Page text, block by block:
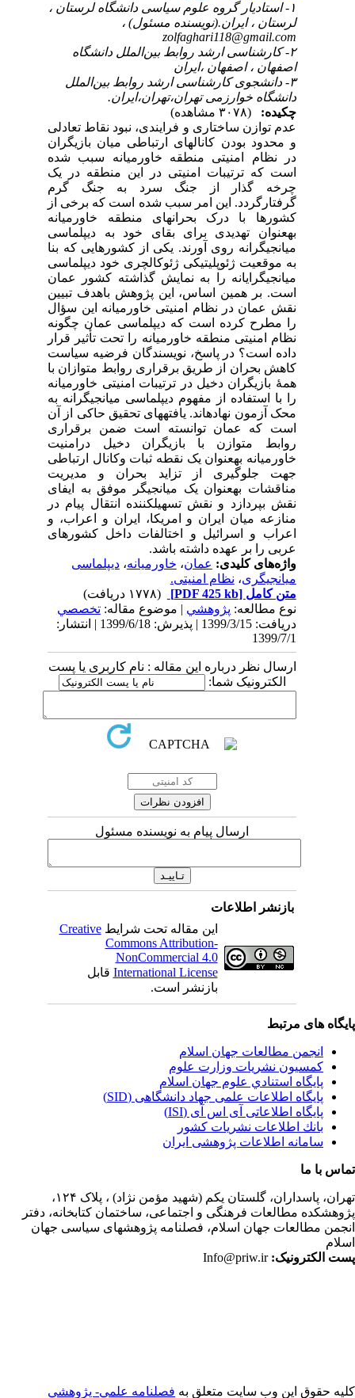
۱- استادیار گروه علوم سیاسی دانشگاه لرستان ،
لرستان ، ایران.(نویسنده مسئول) ،
zolfaghari118@gmail.com
۲- کارشناسی ارشد روابط بین‌الملل دانشگاه
اصفهان ، اصفهان ،ایران
۳- دانشجوی کارشناسی ارشد روابط بین‌الملل
دانشگاه خوارزمی تهران،تهران،ایران.
چکیده:
عدم توازن ساختاری و فرایندی، نبود نقاط تعادلی
و محدود بودن کانالهای ارتباطی میان بازیگران
در نظام امنیتی منطقه خاورمیانه سبب شده
است که ترتیبات امنیتی در این منطقه در یک
چرخه گذار از جنگ سرد به جنگ گرم
گرفتارگردد. این امر سبب شده است که برخی از
کشورها با درک بحرانهای منطقه خاورمیانه
بهعنوان تهدیدی برای بقای خود به دیپلماسی
میانجیگرانه روی آورند. یکی از کشورهایی که بنا
به موقعیت ژئوپلیتیکی ژئوکالچری خود دیپلماسی
میانجیگرایانه را به نمایش گذاشته کشور عمان
است. بر همین اساس، این پژوهش باهدف تبیین
نقش عمان در نظام امنیتی خاورمیانه این سؤال
را مطرح کرده است که دیپلماسی عمان چگونه
نظام امنیتی منطقه خاورمیانه را تحت تأثیر قرار
داده است؟ در پاسخ، نویسندگان فرضیه سیاست
کاهش بحران از طریق برقراری روابط متوازان با
همۀ بازیگران دخیل در ترتیبات امنیتی خاورمیانه
را با استفاده از مفهوم دیپلماسی میانجیگرانه به
محک آزمون نهادهاند. یافتههای تحقیق حاکی از آن
است که عمان توانسته است ضمن برقراری
روابط متوازن با بازیگران دخیل درامنیت
خاورمیانه بهعنوان یک نقطه ثبات وکانال ارتباطی
جهت جلوگیری از تزاید بحران و مدیریت
مناقشات بهعنوان یک میانجیگر موفق به ایفای
نقش بپردازد و نقش تسهیلکننده انتقال پیام در
منازعه میان ایران و امریکا، ایران و اعراب، و
اعراب و اسرائیل و اختالفات داخل کشورهای
عربی را بر عهده داشته باشد.
واژه‌های کلیدی:عمان،خاورمیانه،دیپلماسی
میانجیگری،نظام امنیتی.
متن کامل[PDF 425 kb]
نوع مطالعه:پژوهشي| موضوع مقاله:تخصصي
دریافت: 1399/3/15 | پذیرش: 1399/6/18 | انتشار:
1399/7/1
ارسال نظر درباره این مقاله : نام کاربری یا پست
الکترونیک شما:
ارسال پیام به نویسنده مسئول
بازنشر اطلاعات
این مقاله تحت شرایطCreative
Commons Attribution-
NonCommercial 4.0
International Licenseقابل
بازنشر است.
های مرتبط
انجمن مطالعات جهان اسلام
کمسیون نشریات وزارت علوم
پايگاه استنادي علوم جهان اسلام
پایگاه اطلاعات علمی جهاد دانشگاهی (SID)
پایگاه اطلاعاتی آی اس آی (ISI)
بانك اطلاعات نشريات كشور
سامانه اطلاعات پژوهشی ایران
با ما
پاسداران، گلستان یکم (شهید مؤمن نژاد) ، پلاک ۱۲۴،
مطالعات فرهنگی و اجتماعی، ساختمان کتابخانه، دفتر
مطالعات جهان اسلام، فصلنامه پژوهشهای سیاسی جهان
الکترونیک:Info@priw.ir
حقوق این وب سایت متعلق بهفصلنامه علمي- پژوهشي